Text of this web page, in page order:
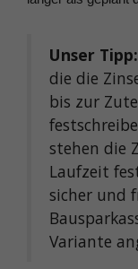
Unser Tipp:
die die
bis zur
stehen die
Laufzeit
sicher und
Variante